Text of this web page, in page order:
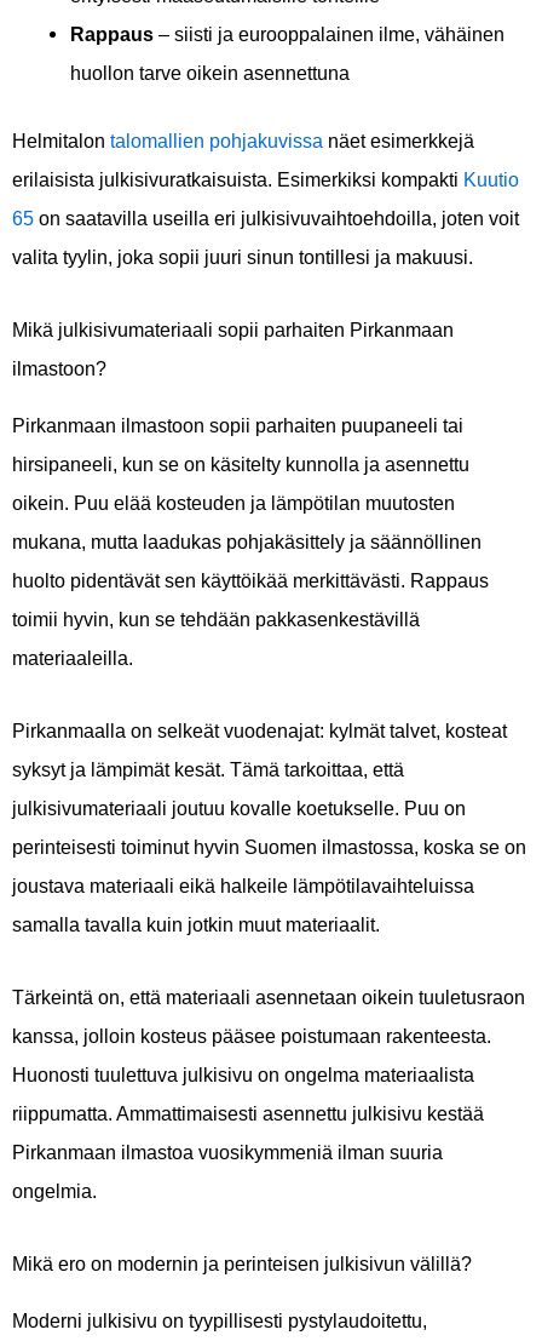
Rappaus – siisti ja eurooppalainen ilme, vähäinen
huollon tarve oikein asennettuna
Helmitalon talomallien pohjakuvissa näet esimerkkejä
erilaisista julkisivuratkaisuista. Esimerkiksi kompakti Kuutio
65 on saatavilla useilla eri julkisivuvaihtoehdoilla, joten voit
valita tyylin, joka sopii juuri sinun tontillesi ja makuusi.
Mikä julkisivumateriaali sopii parhaiten Pirkanmaan
ilmastoon?
Pirkanmaan ilmastoon sopii parhaiten puupaneeli tai
hirsipaneeli, kun se on käsitelty kunnolla ja asennettu
oikein. Puu elää kosteuden ja lämpötilan muutosten
mukana, mutta laadukas pohjakäsittely ja säännöllinen
huolto pidentävät sen käyttöikää merkittävästi. Rappaus
toimii hyvin, kun se tehdään pakkasenkestävillä
materiaaleilla.
Pirkanmaalla on selkeät vuodenajat: kylmät talvet, kosteat
syksyt ja lämpimät kesät. Tämä tarkoittaa, että
julkisivumateriaali joutuu kovalle koetukselle. Puu on
perinteisesti toiminut hyvin Suomen ilmastossa, koska se on
joustava materiaali eikä halkeile lämpötilavaihteluissa
samalla tavalla kuin jotkin muut materiaalit.
Tärkeintä on, että materiaali asennetaan oikein tuuletusraon
kanssa, jolloin kosteus pääsee poistumaan rakenteesta.
Huonosti tuulettuva julkisivu on ongelma materiaalista
riippumatta. Ammattimaisesti asennettu julkisivu kestää
Pirkanmaan ilmastoa vuosikymmeniä ilman suuria
ongelmia.
Mikä ero on modernin ja perinteisen julkisivun välillä?
Moderni julkisivu on tyypillisesti pystylaudoitettu,